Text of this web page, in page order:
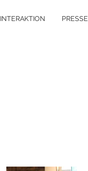
INTERAKTION PRESSE